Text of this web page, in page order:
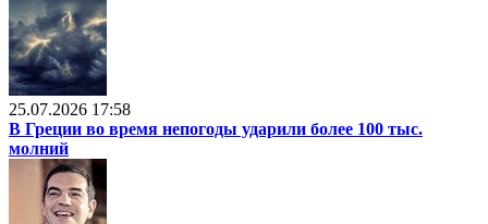
25.07.2026 17:58
В Греции во время непогоды ударили более 100 тыс.
молний